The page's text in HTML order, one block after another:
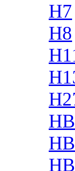
H7
H8